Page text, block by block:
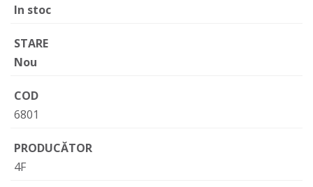
In stoc
STARE
Nou
COD
6801
PRODUCĂTOR
4F